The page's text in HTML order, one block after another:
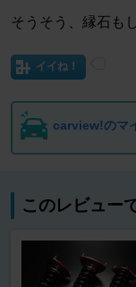
そうそう、縁石も
イイね！
carview!のマ
このレビュー